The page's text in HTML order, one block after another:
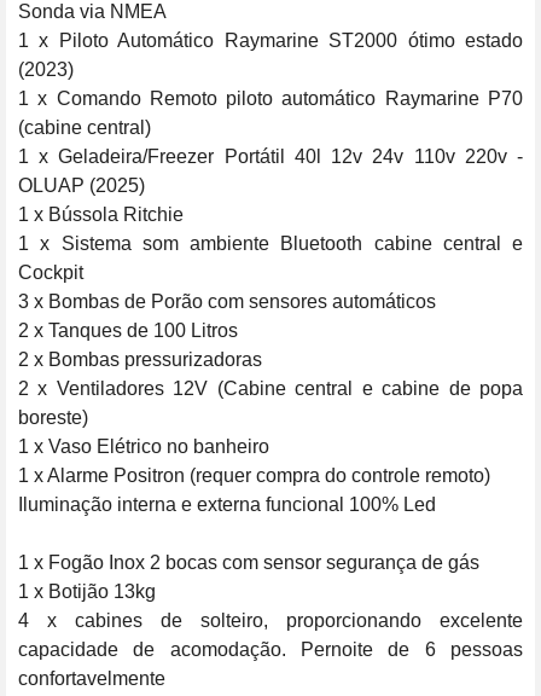
Sonda via NMEA
1 x Piloto Automático Raymarine ST2000 ótimo estado
(2023)
1 x Comando Remoto piloto automático Raymarine P70
(cabine central)
1 x Geladeira/Freezer Portátil 40l 12v 24v 110v 220v -
OLUAP (2025)
1 x Bússola Ritchie
1 x Sistema som ambiente Bluetooth cabine central e
Cockpit
3 x Bombas de Porão com sensores automáticos
2 x Tanques de 100 Litros
2 x Bombas pressurizadoras
2 x Ventiladores 12V (Cabine central e cabine de popa
boreste)
1 x Vaso Elétrico no banheiro
1 x Alarme Positron (requer compra do controle remoto)
Iluminação interna e externa funcional 100% Led
1 x Fogão Inox 2 bocas com sensor segurança de gás
1 x Botijão 13kg
4 x cabines de solteiro, proporcionando excelente
capacidade de acomodação. Pernoite de 6 pessoas
confortavelmente